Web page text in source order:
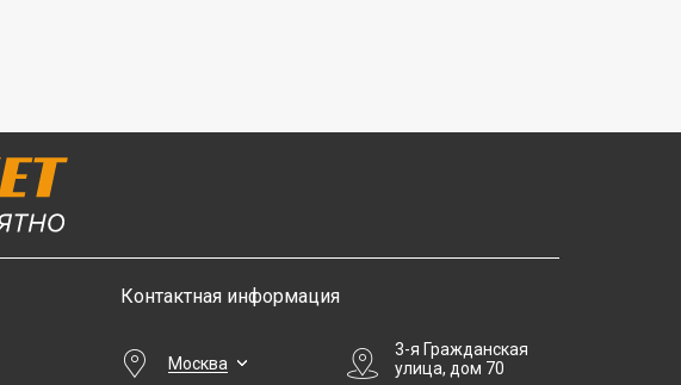
Контактная информация
Москва
3-я Гражданская
улица, дом 70